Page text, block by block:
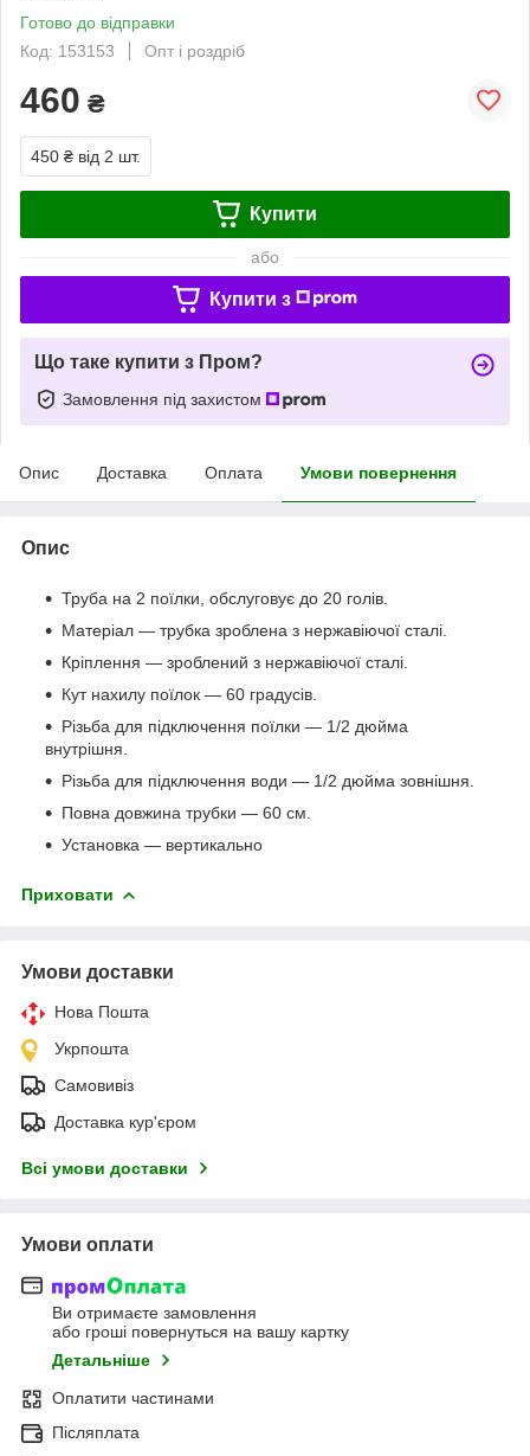
Готово до відправки
Код: 153153
Опт і роздріб
460 ₴
450 ₴ від 2 шт.
Купити
або
Купити з
Що таке купити з Пром?
Замовлення під захистом
Опис Доставка Оплата Умови повернення
Опис
Труба на 2 поїлки, обслуговує до 20 голів.
Матеріал — трубка зроблена з нержавіючої сталі.
Кріплення — зроблений з нержавіючої сталі.
Кут нахилу поїлок — 60 градусів.
Різьба для підключення поїлки — 1/2 дюйма
внутрішня.
Різьба для підключення води — 1/2 дюйма зовнішня.
Повна довжина трубки — 60 см.
Установка — вертикально
Приховати
Умови доставки
Нова Пошта
Укрпошта
Самовивіз
Доставка кур'єром
Всі умови доставки
Умови оплати
Ви отримаєте замовлення
або гроші повернуться на вашу картку
Детальніше
Оплатити частинами
Післяплата